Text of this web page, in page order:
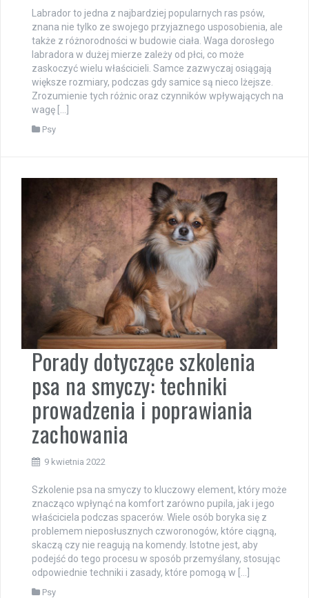
Labrador to jedna z najbardziej popularnych ras psów,
znana nie tylko ze swojego przyjaznego usposobienia, ale
także z różnorodności w budowie ciała. Waga dorosłego
labradora w dużej mierze zależy od płci, co może
zaskoczyć wielu właścicieli. Samce zazwyczaj osiągają
większe rozmiary, podczas gdy samice są nieco lżejsze.
Zrozumienie tych różnic oraz czynników wpływających na
wagę […]
Psy
Porady dotyczące szkolenia
psa na smyczy: techniki
prowadzenia i poprawiania
zachowania
9 kwietnia 2022
Szkolenie psa na smyczy to kluczowy element, który może
znacząco wpłynąć na komfort zarówno pupila, jak i jego
właściciela podczas spacerów. Wiele osób boryka się z
problemem nieposłusznych czworonogów, które ciągną,
skaczą czy nie reagują na komendy. Istotne jest, aby
podejść do tego procesu w sposób przemyślany, stosując
odpowiednie techniki i zasady, które pomogą w […]
Psy